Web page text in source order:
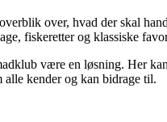
over, hvad der skal
fiskeretter og klassiske
være en løsning. Her
alle kender og kan bidrage til.